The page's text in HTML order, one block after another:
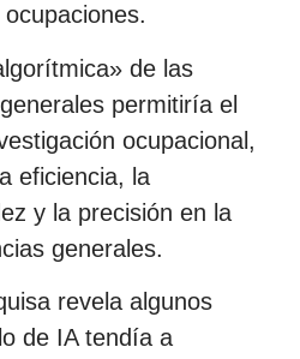
de las
permitiría el
ocupacional,
eficiencia, la
y la precisión en la
generales.
revela algunos
de IA tendía a